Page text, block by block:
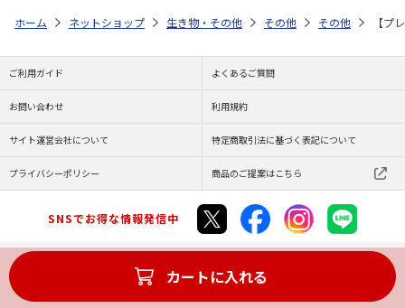
カートに入れる
ホーム ネットショップ 生き物・その他 その他 その他 【プ
ご利用ガイド よくあるご質問
お問い合わせ 利用規約
サイト運営会社について 特定商取引法に基づく表記について
プライバシーポリシー 商品のご提案はこちら
SNSでお得な情報発信中